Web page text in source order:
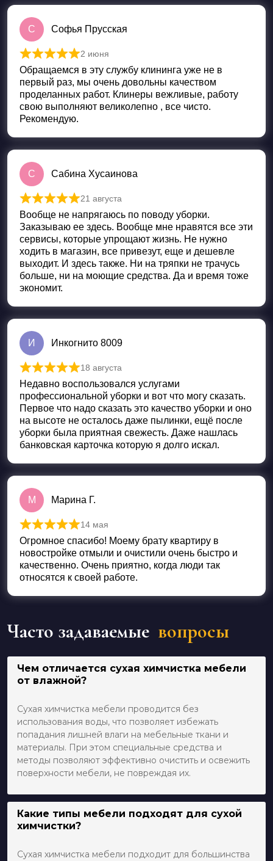
С Софья Прусская
Оценка
2 июня
Обращаемся в эту службу клининга уже не в
первый раз, мы очень довольны качеством
проделанных работ. Клинеры вежливые, работу
свою выполняют великолепно , все чисто.
Рекомендую.
С Сабина Хусаинова
Оценка из 5
21 августа
Вообще не напрягаюсь по поводу уборки.
Заказываю ее здесь. Вообще мне нравятся все эти
сервисы, которые упрощают жизнь. Не нужно
ходить в магазин, все привезут, еще и дешевле
выходит. И здесь также. Ни на тряпки не трачусь
больше, ни на моющие средства. Да и время тоже
экономит.
И Инкогнито 8009
Оценка из 5
18 августа
Недавно воспользовался услугами
профессиональной уборки и вот что могу сказать.
Первое что надо сказать это качество уборки и оно
на высоте не осталось даже пылинки, ещё после
уборки была приятная свежесть. Даже нашлась
банковская карточка которую я долго искал.
М Марина Г.
Оценка
14 мая
Огромное спасибо! Моему брату квартиру в
новостройке отмыли и очистили очень быстро и
качественно. Очень приятно, когда люди так
относятся к своей работе.
Часто задаваемые вопросы
Чем отличается сухая химчистка мебели
от влажной?
Сухая химчистка мебели проводится без
использования воды, что позволяет избежать
попадания лишней влаги на мебельные ткани и
материалы. При этом специальные средства и
методы позволяют эффективно очистить и освежить
поверхности мебели, не повреждая их.
Какие типы мебели подходят для сухой
химчистки?
Сухая химчистка мебели подходит для большинства